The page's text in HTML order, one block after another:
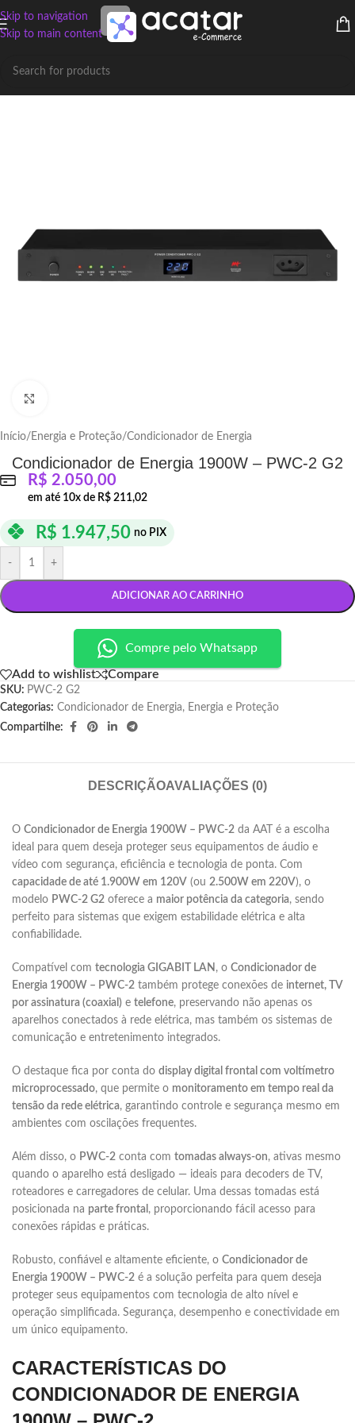
Skip to navigation
Skip to main content
Início/ Energia e Proteção/Condicionador de Energia
Condicionador de Energia 1900W – PWC-2 G2
R$ 2.050,00
em até 10x de R$ 211,02
R$ 1.947,50 no PIX
- +
ADICIONAR AO CARRINHO
Compre pelo Whatsapp
Add to wishlist Compare
SKU: PWC-2 G2
Categorias: Condicionador de Energia, Energia e Proteção
Compartilhe:
DESCRIÇÃOAVALIAÇÕES (0)
O Condicionador de Energia 1900W – PWC-2 da AAT é a escolha
ideal para quem deseja proteger seus equipamentos de áudio e
vídeo com segurança, eficiência e tecnologia de ponta. Com
capacidade de até 1.900W em 120V (ou 2.500W em 220V), o
modelo PWC-2 G2 oferece a maior potência da categoria, sendo
perfeito para sistemas que exigem estabilidade elétrica e alta
confiabilidade.
Compatível com tecnologia GIGABIT LAN , o Condicionador de
Energia 1900W – PWC-2 também protege conexões de internet, TV
por assinatura (coaxial) e telefone, preservando não apenas os
aparelhos conectados à rede elétrica, mas também os sistemas de
comunicação e entretenimento integrados.
O destaque fica por conta do display digital frontal com voltímetro
microprocessado, que permite o monitoramento em tempo real da
tensão da rede elétrica, garantindo controle e segurança mesmo em
ambientes com oscilações frequentes.
Além disso, o PWC-2 conta com tomadas always-on, ativas mesmo
quando o aparelho está desligado — ideais para decoders de TV,
roteadores e carregadores de celular. Uma dessas tomadas está
posicionada na parte frontal , proporcionando fácil acesso para
conexões rápidas e práticas.
Robusto, confiável e altamente eficiente, o Condicionador de
Energia 1900W – PWC-2 é a solução perfeita para quem deseja
proteger seus equipamentos com tecnologia de alto nível e
operação simplificada. Segurança, desempenho e conectividade em
um único equipamento.
CARACTERÍSTICAS DO
CONDICIONADOR DE ENERGIA